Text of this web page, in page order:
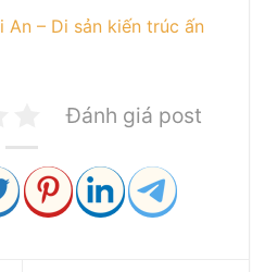
An – Di sản kiến trúc ấn
Đánh giá post